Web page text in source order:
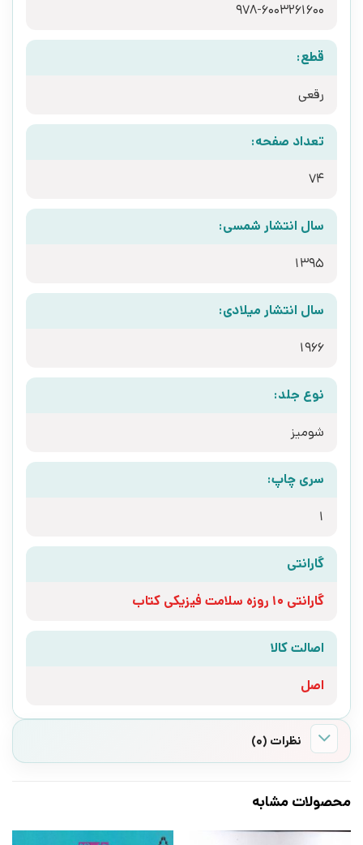
978-6003261600
قطع:
رقعی
تعداد صفحه:
74
سال انتشار شمسی:
1395
سال انتشار میلادی:
1966
نوع جلد:
شومیز
سری چاپ:
1
گارانتی
گارانتی 10 روزه سلامت فیزیکی کتاب
اصالت کالا
اصل
نظرات (0)
محصولات مشابه